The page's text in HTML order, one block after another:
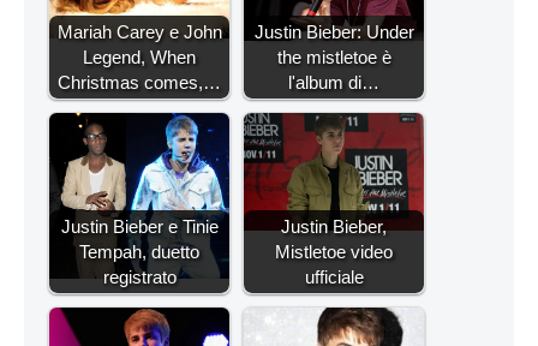
Mariah Carey e John
Legend, When
Christmas comes,…
Justin Bieber: Under
the mistletoe è
l'album di…
Justin Bieber e Tinie
Tempah, duetto
registrato
Justin Bieber,
Mistletoe video
ufficiale